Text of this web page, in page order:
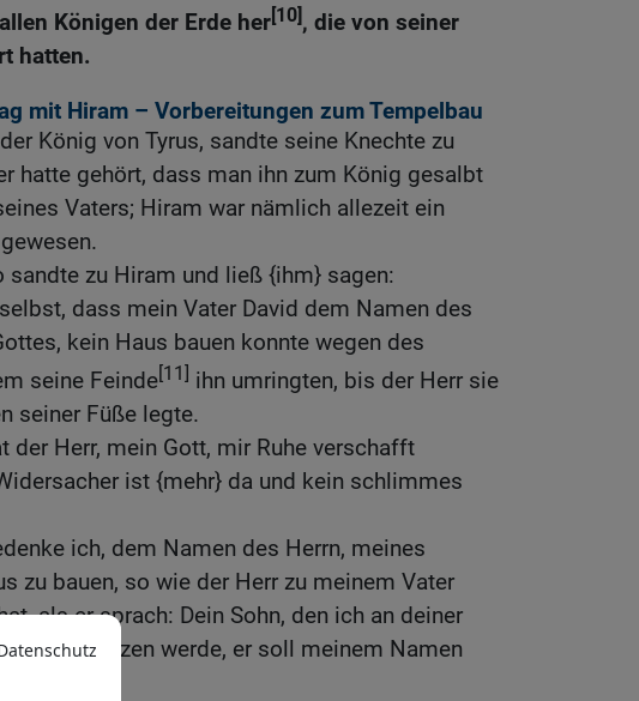
Königen der Erde her[10], die von seiner
hatten.
mit Hiram – Vorbereitungen zum Tempelbau
König von Tyrus, sandte seine Knechte zu
hatte gehört, dass man ihn zum König gesalbt
Vaters; Hiram war nämlich allezeit ein
sandte zu Hiram und ließ {ihm} sagen:
dass mein Vater David dem Namen des
kein Haus bauen konnte wegen des
seine Feinde[11] ihn umringten, bis der Herr sie
seiner Füße legte.
der Herr, mein Gott, mir Ruhe verschafft
ist {mehr} da und kein schlimmes
ich, dem Namen des Herrn, meines
zu bauen, so wie der Herr zu meinem Vater
als er sprach: Dein Sohn, den ich an deiner
Thron setzen werde, er soll meinem Namen